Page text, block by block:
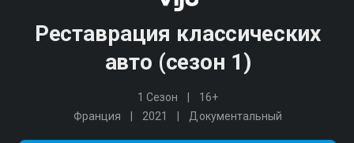
Реставрация классических
авто (сезон 1)
1 Сезон
16+
Франция
2021 Документальный